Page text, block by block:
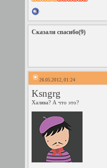
Сказали спасибо(9)
26.05.2012, 01:24
Ksngrg
Халява? А что это?